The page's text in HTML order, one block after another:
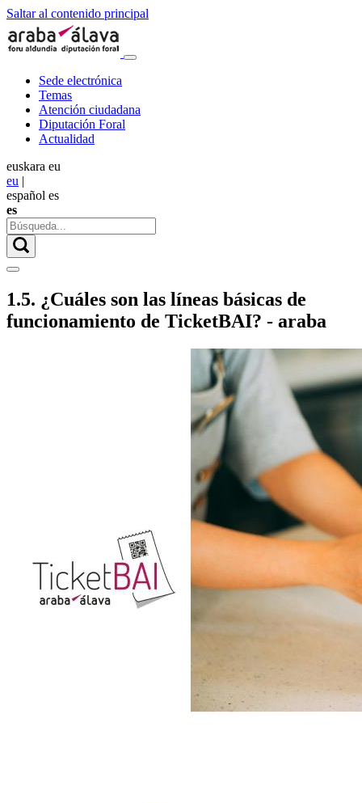
Saltar al contenido principal
Sede electrónica
Temas
Atención ciudadana
Diputación Foral
Actualidad
euskara eu
eu |
español es
es
1.5. ¿Cuáles son las líneas básicas de
funcionamiento de TicketBAI? - araba